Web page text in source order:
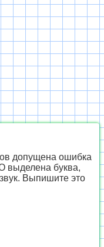
допущена ошибка
выделена буква,
Выпишите это